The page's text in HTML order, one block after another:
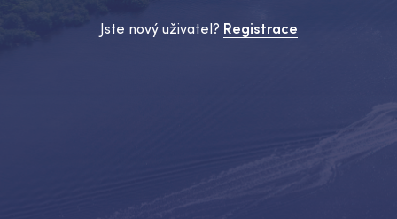
Jste nový uživatel? Registrace